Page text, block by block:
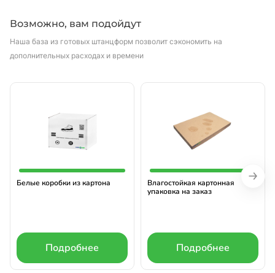
Возможно, вам подойдут
Наша база из готовых штанцформ позволит сэкономить на
дополнительных расходах и времени
Белые коробки из картона
Подробнее
Влагостойкая картонная
упаковка на заказ
Подробнее